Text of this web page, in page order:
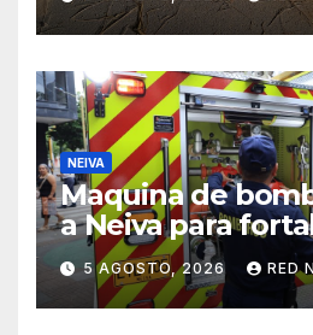
por la Policía
NEIVA
Maquina de
a Neiva para
asistencia en las
emergencias
por el fenómeno
5 AGOSTO, 2026 RED